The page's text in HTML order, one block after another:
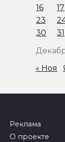
16
17
23
30
31
« Ноя
Реклама
О проекте